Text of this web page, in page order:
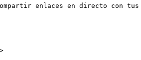
enlaces en directo con tus